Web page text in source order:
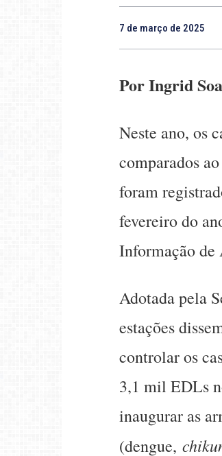
7 de março de 2025
Por Ingrid
Neste ano, os
comparados
foram
fevereiro do
Informação de
Adotada pela
estações
controlar os
3,1 mil EDLs
inaugurar as
(dengue,